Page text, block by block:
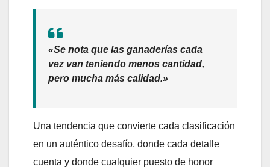
«Se nota que las ganaderías cada
vez van teniendo menos cantidad,
pero mucha más calidad.»
Una tendencia que convierte cada clasificación
en un auténtico desafío, donde cada detalle
cuenta y donde cualquier puesto de honor